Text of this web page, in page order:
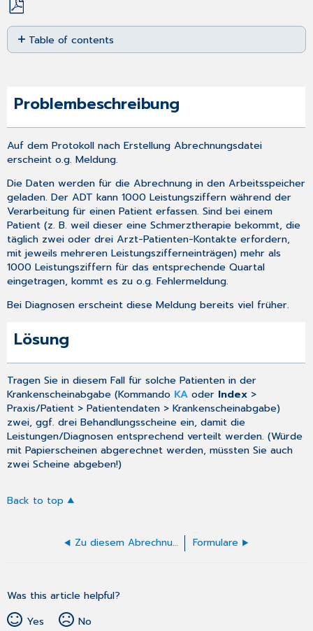
Save
as
PDF
Table of contents
Problembeschreibung
Auf dem Protokoll nachErstellung Abrechnungsdatei
erscheint o.g. Meldung.
Die Daten werden für die Abrechnung in den Arbeitsspeicher
geladen. Der ADT kann 1000 Leistungsziffern während der
Verarbeitung für einen Patient erfassen. Sind bei einem
Patient (z. B. weil dieser eine Schmerztherapie bekommt, die
täglich zwei oder drei Arzt-Patienten-Kontakte erfordern,
mit jeweils mehreren Leistungszifferneinträgen) mehr als
1000 Leistungsziffern für das entsprechende Quartal
eingetragen, kommt es zu o.g. Fehlermeldung.
Bei Diagnosen erscheint diese Meldung bereits viel früher.
Lösung
Tragen Sie in diesem Fall für solche Patienten in der
Krankenscheinabgabe (Kommando KA oder Index >
Praxis/Patient > Patientendaten > Krankenscheinabgabe)
zwei, ggf. drei Behandlungsscheine ein, damit die
Leistungen/Diagnosen entsprechend verteilt werden. (Würde
mit Papierscheinen abgerechnet werden, müssten Sie auch
zwei Scheine abgeben!)
Back to top
Zu diesem Abrechnungsschein muss mindestens ein primärer ICD-Code angegeben werden Formulare
Was this article helpful?
Yes
No